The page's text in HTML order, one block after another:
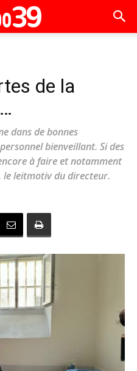
de la
dans de bonnes
bienveillant. Si des
à faire et notamment
leitmotiv du directeur.